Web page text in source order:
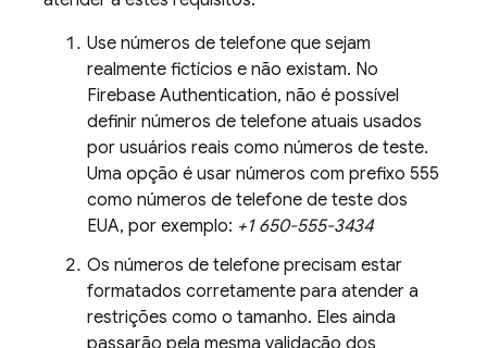
Use números de telefone que sejam
realmente fictícios e não existam. No
Firebase Authentication, não é possível
definir números de telefone atuais usados
por usuários reais como números de teste.
Uma opção é usar números com prefixo 555
como números de telefone de teste dos
EUA, por exemplo: +1 650-555-3434
Os números de telefone precisam estar
formatados corretamente para atender a
restrições como o tamanho. Eles ainda
passarão pela mesma validação dos